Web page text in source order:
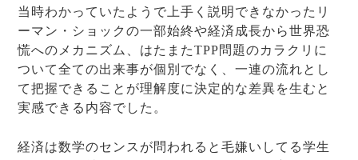
当時わかっていたようで上手く説明できなかったリ
ーマン・ショックの一部始終や経済成長から世界恐
慌へのメカニズム、はたまたTPP問題のカラクリに
ついて全ての出来事が個別でなく、一連の流れとし
て把握できることが理解度に決定的な差異を生むと
実感できる内容でした。
経済は数学のセンスが問われると毛嫌いしてる学生